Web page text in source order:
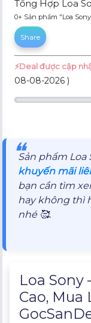
Tổng Hợp Loa
0+ Sản phẩm "Loa
Share
⚡️Deal được cập
08-08-2026 )
❝
Sản phẩm Loa
khuyến mãi
bạn cần tìm
hay không thì
nhé 🥰.
Loa
Cao, Mua